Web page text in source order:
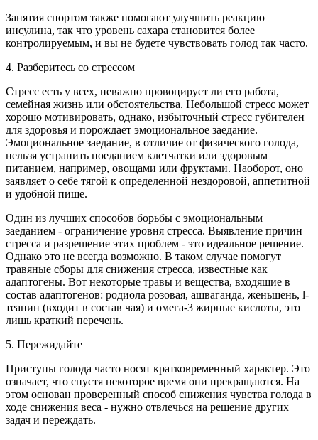
Занятия спортом также помогают улучшить реакцию
инсулина, так что уровень сахара становится более
контролируемым, и вы не будете чувствовать голод так часто.
4. Разберитесь со стрессом
Стресс есть у всех, неважно провоцирует ли его работа,
семейная жизнь или обстоятельства. Небольшой стресс может
хорошо мотивировать, однако, избыточный стресс губителен
для здоровья и порождает эмоциональное заедание.
Эмоциональное заедание, в отличие от физического голода,
нельзя устранить поеданием клетчатки или здоровым
питанием, например, овощами или фруктами. Наоборот, оно
заявляет о себе тягой к определенной нездоровой, аппетитной
и удобной пище.
Один из лучших способов борьбы с эмоциональным
заеданием - ограничение уровня стресса. Выявление причин
стресса и разрешение этих проблем - это идеальное решение.
Однако это не всегда возможно. В таком случае помогут
травяные сборы для снижения стресса, известные как
адаптогены. Вот некоторые травы и вещества, входящие в
состав адаптогенов: родиола розовая, ашваганда, женьшень, l-
теанин (входит в состав чая) и омега-3 жирные кислоты, это
лишь краткий перечень.
5. Пережидайте
Приступы голода часто носят кратковременный характер. Это
означает, что спустя некоторое время они прекращаются. На
этом основан проверенный способ снижения чувства голода в
ходе снижения веса - нужно отвлечься на решение других
задач и переждать.